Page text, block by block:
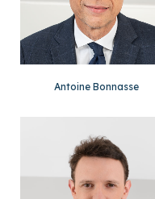
Antoine Bonnasse